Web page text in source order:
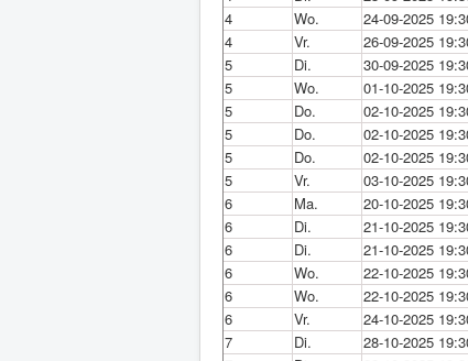
4
Wo. 24-09-2025
4
Vr. 26-09-2025
5
Di. 30-09-2025
5
Wo. 01-10-2025
5
Do. 02-10-2025
5
Do. 02-10-2025
5
Do. 02-10-2025
5
Vr. 03-10-2025
6
Ma. 20-10-2025
6
Di. 21-10-2025
6
Di. 21-10-2025
6
Wo. 22-10-2025
6
Wo. 22-10-2025
6
Vr. 24-10-2025
7
Di. 28-10-2025